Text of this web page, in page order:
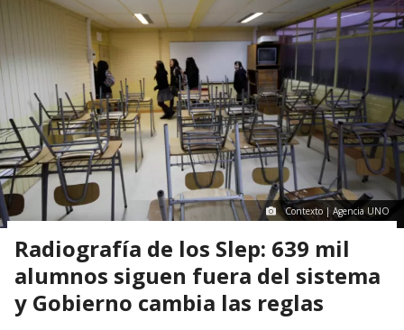
Contexto | Agencia UNO
Radiografía de los Slep: 639 mil
alumnos siguen fuera del sistema
y Gobierno cambia las reglas